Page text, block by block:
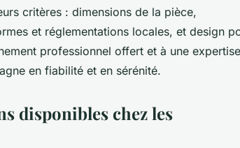
critères : dimensions de la pièce,
et réglementations locales, et design
professionnel offert et à une expertise
en fiabilité et en sérénité.
disponibles chez les